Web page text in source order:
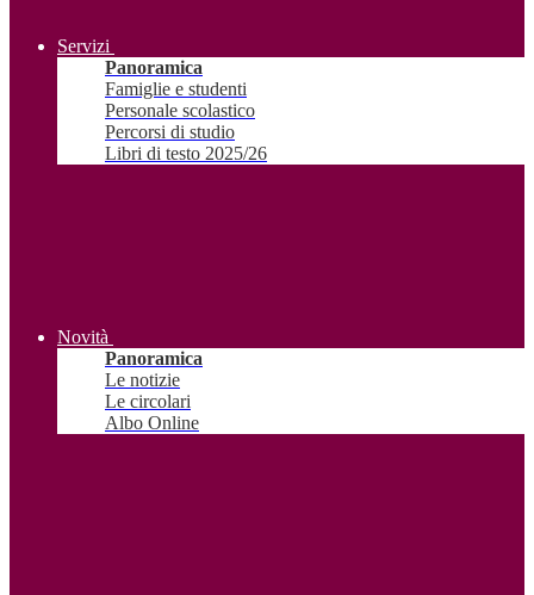
Servizi
Panoramica
Famiglie e studenti
Personale scolastico
Percorsi di studio
Libri di testo 2025/26
Novità
Panoramica
Le notizie
Le circolari
Albo Online